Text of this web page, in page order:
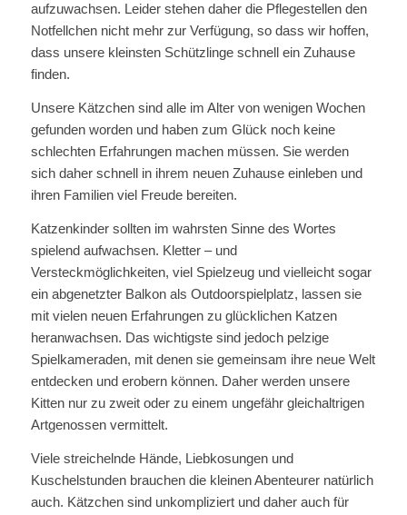
aufzuwachsen. Leider stehen daher die Pflegestellen den
Notfellchen nicht mehr zur Verfügung, so dass wir hoffen,
dass unsere kleinsten Schützlinge schnell ein Zuhause
finden.
Unsere Kätzchen sind alle im Alter von wenigen Wochen
gefunden worden und haben zum Glück noch keine
schlechten Erfahrungen machen müssen. Sie werden
sich daher schnell in ihrem neuen Zuhause einleben und
ihren Familien viel Freude bereiten.
Katzenkinder sollten im wahrsten Sinne des Wortes
spielend aufwachsen. Kletter – und
Versteckmöglichkeiten, viel Spielzeug und vielleicht sogar
ein abgenetzter Balkon als Outdoorspielplatz, lassen sie
mit vielen neuen Erfahrungen zu glücklichen Katzen
heranwachsen. Das wichtigste sind jedoch pelzige
Spielkameraden, mit denen sie gemeinsam ihre neue Welt
entdecken und erobern können. Daher werden unsere
Kitten nur zu zweit oder zu einem ungefähr gleichaltrigen
Artgenossen vermittelt.
Viele streichelnde Hände, Liebkosungen und
Kuschelstunden brauchen die kleinen Abenteurer natürlich
auch. Kätzchen sind unkompliziert und daher auch für